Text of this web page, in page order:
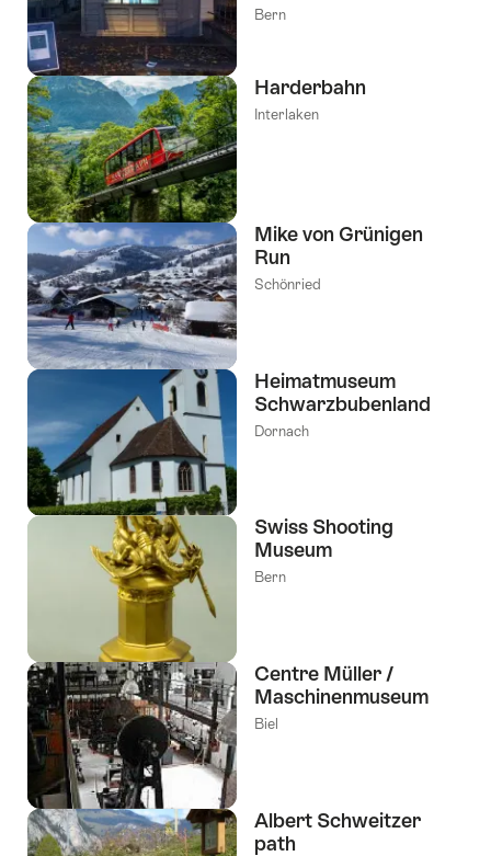
Bern
Harderbahn
Interlaken
Mike von Grünigen
Run
Schönried
Heimatmuseum
Schwarzbubenland
Dornach
Swiss Shooting
Museum
Bern
Centre Müller /
Maschinenmuseum
Biel
Albert Schweitzer
path